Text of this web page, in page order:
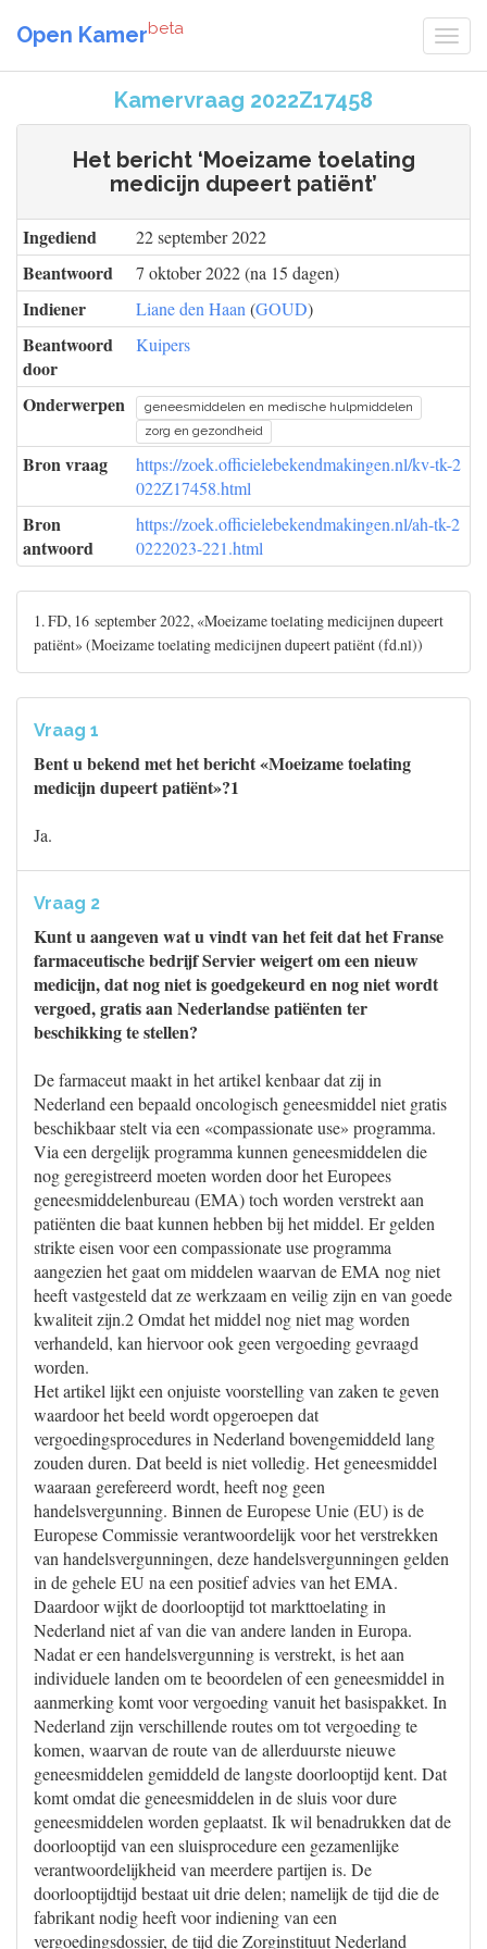
Open Kamerbeta
Kamervraag 2022Z17458
Het bericht ‘Moeizame toelating
medicijn dupeert patiënt’
Ingediend 22 september 2022
Beantwoord 7 oktober 2022 (na 15 dagen)
Indiener Liane den Haan (GOUD)
Beantwoord
door
Kuipers
Onderwerpen
geneesmiddelen en medische hulpmiddelen
zorg en gezondheid
Bron vraag
https://zoek.officielebekendmakingen.nl/kv-tk-2
022Z17458.html
Bron
antwoord
https://zoek.officielebekendmakingen.nl/ah-tk-2
0222023-221.html
1. FD, 16 september 2022, «Moeizame toelating medicijnen dupeert
patiënt» (Moeizame toelating medicijnen dupeert patiënt (fd.nl))
Vraag 1
Bent u bekend met het bericht «Moeizame toelating
medicijn dupeert patiënt»?1
Ja.
Vraag 2
Kunt u aangeven wat u vindt van het feit dat het Franse
farmaceutische bedrijf Servier weigert om een nieuw
medicijn, dat nog niet is goedgekeurd en nog niet wordt
vergoed, gratis aan Nederlandse patiënten ter
beschikking te stellen?
De farmaceut maakt in het artikel kenbaar dat zij in
Nederland een bepaald oncologisch geneesmiddel niet gratis
beschikbaar stelt via een «compassionate use» programma.
Via een dergelijk programma kunnen geneesmiddelen die
nog geregistreerd moeten worden door het Europees
geneesmiddelenbureau (EMA) toch worden verstrekt aan
patiënten die baat kunnen hebben bij het middel. Er gelden
strikte eisen voor een compassionate use programma
aangezien het gaat om middelen waarvan de EMA nog niet
heeft vastgesteld dat ze werkzaam en veilig zijn en van goede
kwaliteit zijn.2 Omdat het middel nog niet mag worden
verhandeld, kan hiervoor ook geen vergoeding gevraagd
worden.
Het artikel lijkt een onjuiste voorstelling van zaken te geven
waardoor het beeld wordt opgeroepen dat
vergoedingsprocedures in Nederland bovengemiddeld lang
zouden duren. Dat beeld is niet volledig. Het geneesmiddel
waaraan gerefereerd wordt, heeft nog geen
handelsvergunning. Binnen de Europese Unie (EU) is de
Europese Commissie verantwoordelijk voor het verstrekken
van handelsvergunningen, deze handelsvergunningen gelden
in de gehele EU na een positief advies van het EMA.
Daardoor wijkt de doorlooptijd tot markttoelating in
Nederland niet af van die van andere landen in Europa.
Nadat er een handelsvergunning is verstrekt, is het aan
individuele landen om te beoordelen of een geneesmiddel in
aanmerking komt voor vergoeding vanuit het basispakket. In
Nederland zijn verschillende routes om tot vergoeding te
komen, waarvan de route van de allerduurste nieuwe
geneesmiddelen gemiddeld de langste doorlooptijd kent. Dat
komt omdat die geneesmiddelen in de sluis voor dure
geneesmiddelen worden geplaatst. Ik wil benadrukken dat de
doorlooptijd van een sluisprocedure een gezamenlijke
verantwoordelijkheid van meerdere partijen is. De
doorlooptijdtijd bestaat uit drie delen; namelijk de tijd die de
fabrikant nodig heeft voor indiening van een
vergoedingsdossier, de tijd die Zorginstituut Nederland